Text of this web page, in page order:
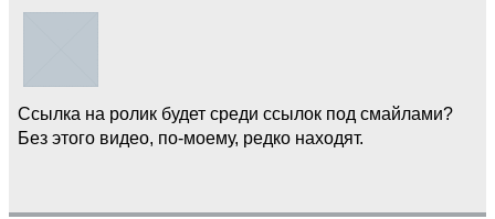
Ссылка на ролик будет среди ссылок под смайлами?
Без этого видео, по-моему, редко находят.